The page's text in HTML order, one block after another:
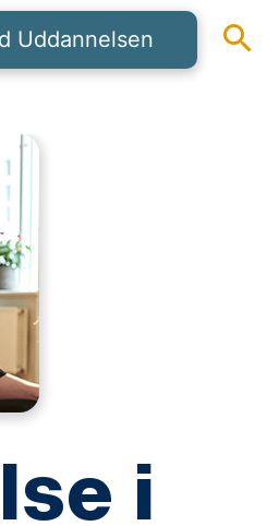
Uddannelsen
i